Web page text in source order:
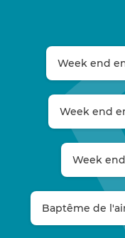
Week end
Week end
Week
Baptême de